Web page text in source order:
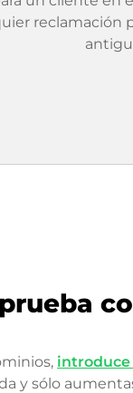
reclamación
introduce
y sólo